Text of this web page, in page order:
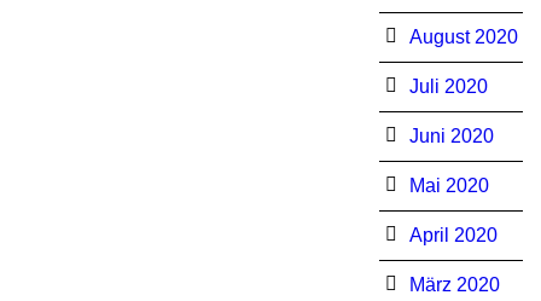
August 2020
Juli 2020
Juni 2020
Mai 2020
April 2020
März 2020